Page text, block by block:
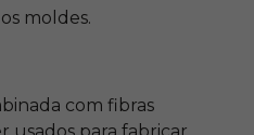
moldes.
com fibras